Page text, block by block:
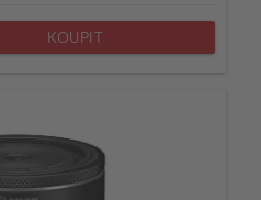
KOUPIT